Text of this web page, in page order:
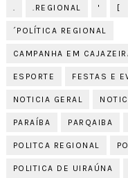
. .REGIONAL ' [
´POLÍTICA REGIONAL
CAMPANHA EM
ESPORTE FESTAS E
NOTICIA GERAL
PARAÍBA PARQAIBA
POLITCA REGIONAL
POLITICA DE UIRAÚNA